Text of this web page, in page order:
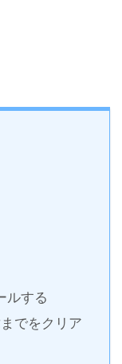
ルする
でをクリア